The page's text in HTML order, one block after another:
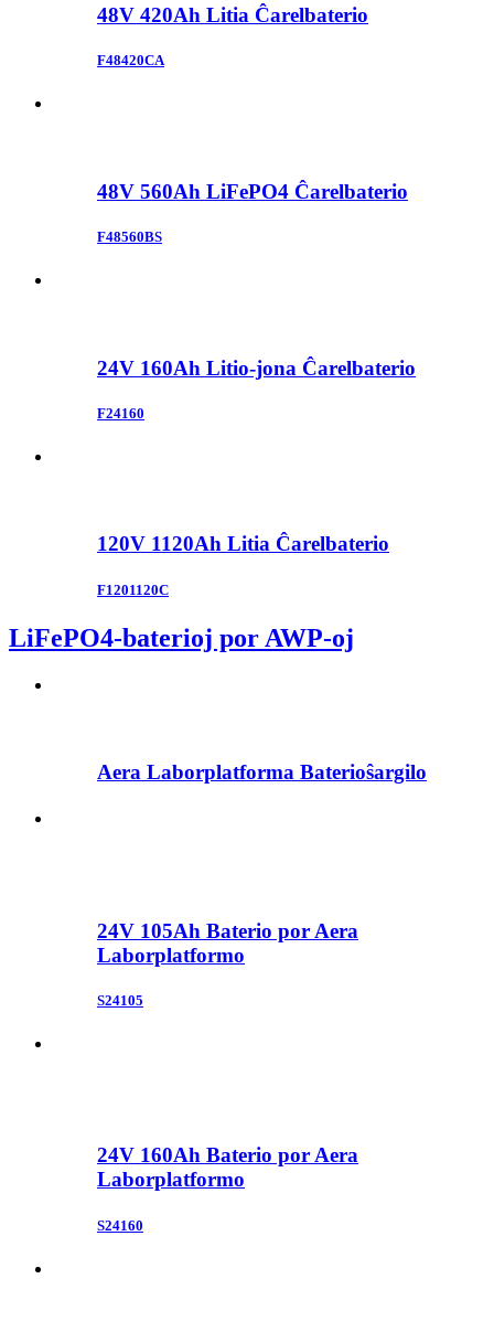
48V 420Ah Litia Ĉarelbaterio
F48420CA
48V 560Ah LiFePO4 Ĉarelbaterio
F48560BS
24V 160Ah Litio-jona Ĉarelbaterio
F24160
120V 1120Ah Litia Ĉarelbaterio
F1201120C
LiFePO4-baterioj por AWP-oj
Aera Laborplatforma Baterioŝargilo
24V 105Ah Baterio por Aera
Laborplatformo
S24105
24V 160Ah Baterio por Aera
Laborplatformo
S24160